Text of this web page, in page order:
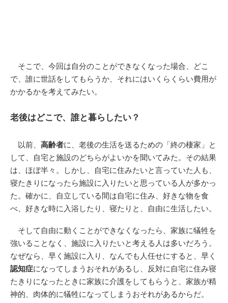
そこで、今回は自分のことができなくなった場合、どこ
で、誰に世話をしてもらうか、それにはいくらくらい費用が
かかるかを考えてみたい。
老後はどこで、誰と暮らしたい？
以前、 高齢者に、老後の生活を送るための「終の棲家」と
して、自宅と施設のどちらがよいかを聞いてみた。その結果
は、ほぼ半々。しかし、自宅に住みたいと言っていた人も、
寝たきりになったら施設に入りたいと思っている人が多かっ
た。確かに、自立している間は自宅に住み、好きな物を食
べ、好きな時に入浴したり、寝たりと、自由に生活したい。
そして自由に動くことができなくなったら、家族に犠牲を
強いることなく、施設に入りたいと考える人は多いだろう。
なぜなら、早く施設に入り、なんでも人任せにすると、早く
認知症になってしまうおそれがあるし、反対に自宅に住み寝
たきりになったときに家族に介護をしてもらうと、家族が精
神的、肉体的に犠牲になってしまうおそれがあるからだ。